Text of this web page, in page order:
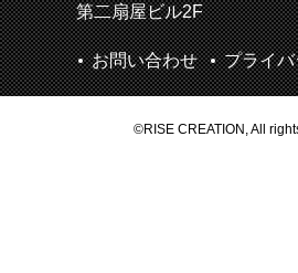
第二扇屋ビル2F
お問い合わせ プライ
©RISE CREATION, All